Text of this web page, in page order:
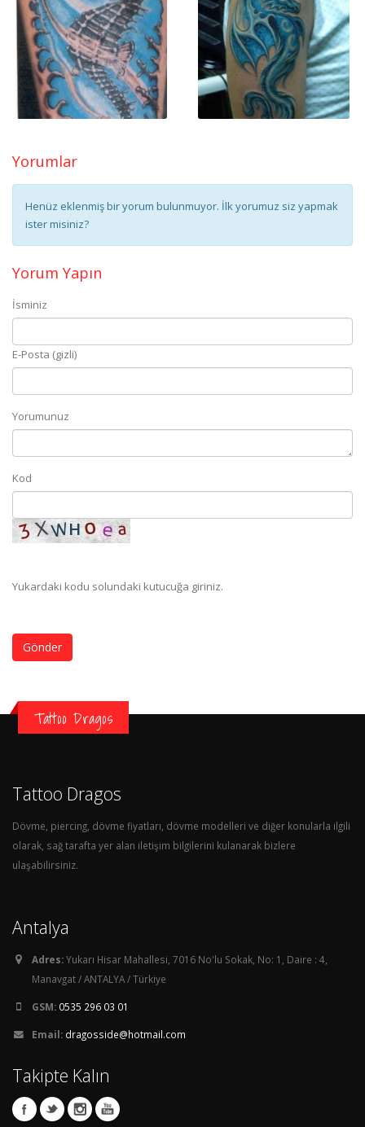
Yorumlar
Henüz eklenmiş bir yorum bulunmuyor. İlk yorumuz siz yapmak
ister misiniz?
Yorum Yapın
İsminiz
E-Posta (gizli)
Yorumunuz
Kod
Yukardaki kodu solundaki kutucuğa giriniz.
Gönder
Tattoo Dragos
Tattoo Dragos
Dövme, piercing, dövme fiyatları, dövme modelleri ve diğer konularla ilgili
olarak, sağ tarafta yer alan iletişim bilgilerini kulanarak bizlere
ulaşabilirsiniz.
Antalya
Adres:Yukarı Hisar Mahallesi, 7016 No'lu Sokak, No: 1, Daire : 4,
Manavgat / ANTALYA / Türkiye
GSM: 0535 296 03 01
Email: dragosside@hotmail.com
Takipte Kalın